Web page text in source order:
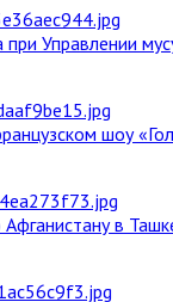
Управлении
шоу
в